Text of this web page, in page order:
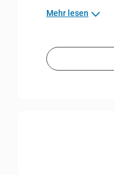
Mehr lesen